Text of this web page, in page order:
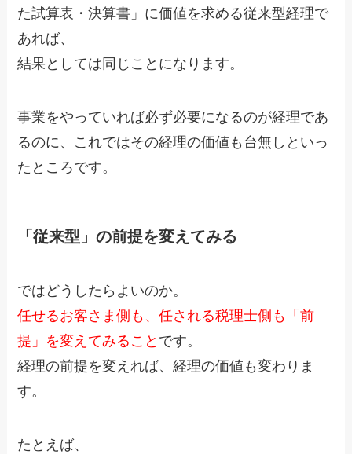
た試算表・決算書」に価値を求める従来型経理で
あれば、
結果としては同じことになります。
事業をやっていれば必ず必要になるのが経理であ
るのに、これではその経理の価値も台無しといっ
たところです。
「従来型」の前提を変えてみる
ではどうしたらよいのか。
任せるお客さま側も、任される税理士側も「前
提」を変えてみること です。
経理の前提を変えれば、経理の価値も変わりま
す。
たとえば、